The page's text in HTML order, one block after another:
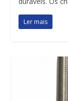
Ler mais